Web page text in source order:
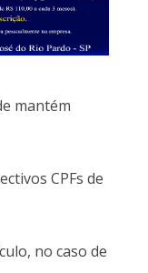
mantém
CPFs de
no caso de